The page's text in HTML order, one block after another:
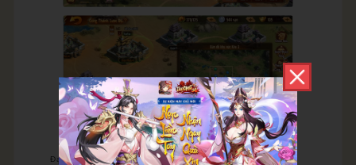
Đạt cấp 50, Thiếu Chủ có thể Chinh phục người chơi khác, biến họ